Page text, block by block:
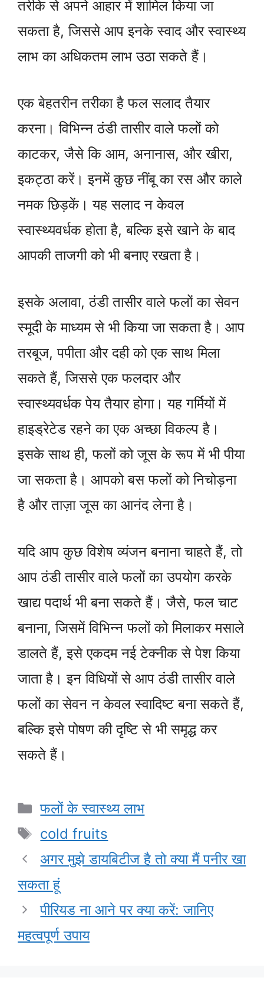
तरीके से अपने आहार में शामिल किया जा
सकता है, जिससे आप इनके स्वाद और स्वास्थ्य
लाभ का अधिकतम लाभ उठा सकते हैं।
एक बेहतरीन तरीका है फल सलाद तैयार
करना। विभिन्न ठंडी तासीर वाले फलों को
काटकर, जैसे कि आम, अनानास, और खीरा,
इकट्ठा करें। इनमें कुछ नींबू का रस और काले
नमक छिड़कें। यह सलाद न केवल
स्वास्थ्यवर्धक होता है, बल्कि इसे खाने के बाद
आपकी ताजगी को भी बनाए रखता है।
इसके अलावा, ठंडी तासीर वाले फलों का सेवन
स्मूदी के माध्यम से भी किया जा सकता है। आप
तरबूज, पपीता और दही को एक साथ मिला
सकते हैं, जिससे एक फलदार और
स्वास्थ्यवर्धक पेय तैयार होगा। यह गर्मियों में
हाइड्रेटेड रहने का एक अच्छा विकल्प है।
इसके साथ ही, फलों को जूस के रूप में भी पीया
जा सकता है। आपको बस फलों को निचोड़ना
है और ताज़ा जूस का आनंद लेना है।
यदि आप कुछ विशेष व्यंजन बनाना चाहते हैं, तो
आप ठंडी तासीर वाले फलों का उपयोग करके
खाद्य पदार्थ भी बना सकते हैं। जैसे, फल चाट
बनाना, जिसमें विभिन्न फलों को मिलाकर मसाले
डालते हैं, इसे एकदम नई टेक्नीक से पेश किया
जाता है। इन विधियों से आप ठंडी तासीर वाले
फलों का सेवन न केवल स्वादिष्ट बना सकते हैं,
बल्कि इसे पोषण की दृष्टि से भी समृद्ध कर
सकते हैं।
Categories
फलों के स्वास्थ्य लाभ
Tags
cold fruits
अगर मुझे डायबिटीज है तो क्या मैं पनीर खा
सकता हूं
पीरियड ना आने पर क्या करें: जानिए
महत्वपूर्ण उपाय